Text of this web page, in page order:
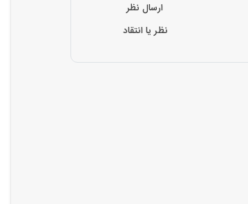
ارسال نظر
نظر یا انتقاد